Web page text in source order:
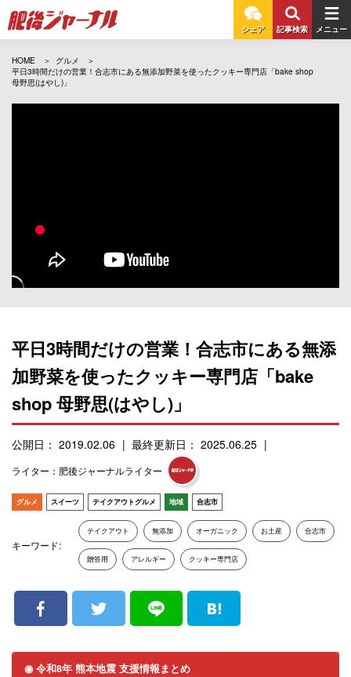
シェア 記事検索 メニュー
HOME
グルメ
平日3時間だけの営業！合志市にある無添加野菜を使ったクッキー専門店「bake shop
母野思(はやし)」
平日3時間だけの営業！合志市にある無添
加野菜を使ったクッキー専門店「bake
shop 母野思(はやし)」
公開日： 2019.02.06 最終更新日： 2025.06.25
ライター：肥後ジャーナルライター
グルメ スイーツ テイクアウトグルメ 地域 合志市
キーワード:
テイクアウト 無添加 オーガニック お土産 合志市
贈答用 アレルギー クッキー専門店
◉ 令和8年 熊本地震 支援情報まとめ